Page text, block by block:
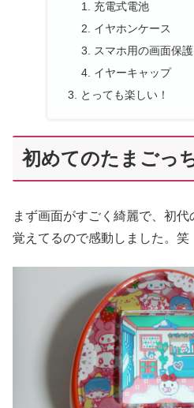
充電式電池
イヤホンケース
スマホ用の画面保
イヤーキャップ
とっても楽しい！
初めてのたまごっ
まず画面がすごく綺麗で、初
覚えてるので感動しました。笑